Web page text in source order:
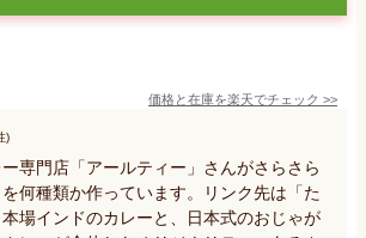
価格と在庫を楽天でチェック >>
)
専門店「アールティー」さんがさらさら
何種類か作っています。リンク先は「た
場インドのカレーと、日本式のおじゃが